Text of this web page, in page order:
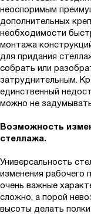
неоспоримым
дополнительных
необходимости
монтажа
для придания
собрать или
затруднительным.
единственный
можно не
Возможность
стеллажа.
Универсальность
изменения рабочего
очень важные
сложно, а порой
высоты делать